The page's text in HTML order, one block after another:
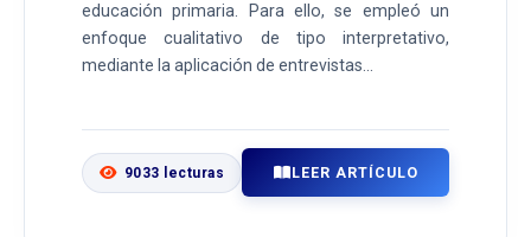
educación primaria. Para ello, se empleó un
enfoque cualitativo de tipo interpretativo,
mediante la aplicación de entrevistas...
9033 lecturas LEER ARTÍCULO